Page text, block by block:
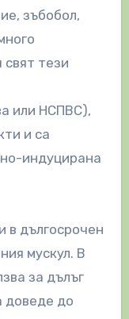
зъбобол,
тези
или НСПВС),
и са
индуцирана
в дългосрочен
мускул. В
за дълъг
доведе до